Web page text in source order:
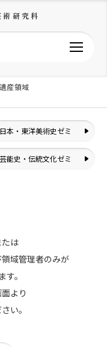
研究科
産領域
日本・東洋美術史ゼミ
芸能史・伝統文化ゼミ
は
域管理者のみが
。
より
い。